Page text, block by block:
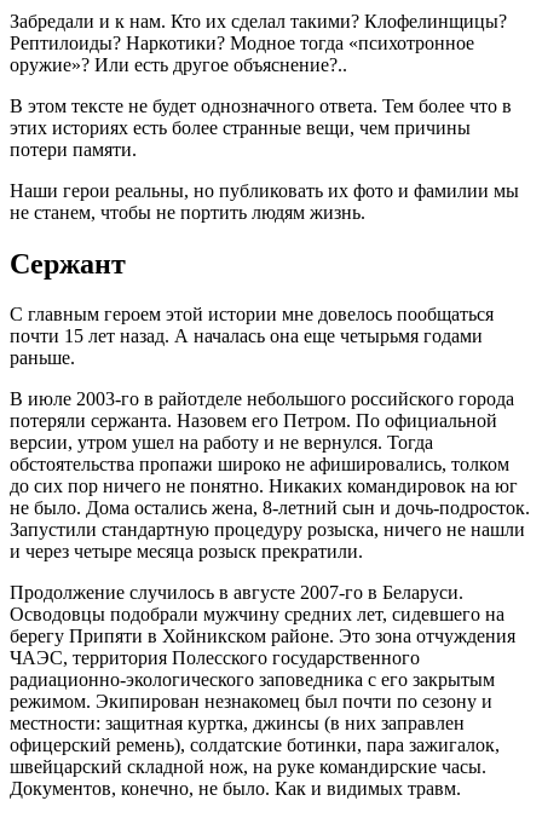
Забредали и к нам. Кто их сделал такими? Клофелинщицы?
Рептилоиды? Наркотики? Модное тогда «психотронное
оружие»? Или есть другое объяснение?..
В этом тексте не будет однозначного ответа. Тем более что в
этих историях есть более странные вещи, чем причины
потери памяти.
Наши герои реальны, но публиковать их фото и фамилии мы
не станем, чтобы не портить людям жизнь.
Сержант
С главным героем этой истории мне довелось пообщаться
почти 15 лет назад. А началась она еще четырьмя годами
раньше.
В июле 2003-го в райотделе небольшого российского города
потеряли сержанта. Назовем его Петром. По официальной
версии, утром ушел на работу и не вернулся. Тогда
обстоятельства пропажи широко не афишировались, толком
до сих пор ничего не понятно. Никаких командировок на юг
не было. Дома остались жена, 8-летний сын и дочь-подросток.
Запустили стандартную процедуру розыска, ничего не нашли
и через четыре месяца розыск прекратили.
Продолжение случилось в августе 2007-го в Беларуси.
Осводовцы подобрали мужчину средних лет, сидевшего на
берегу Припяти в Хойникском районе. Это зона отчуждения
ЧАЭС, территория Полесского государственного
радиационно-экологического заповедника с его закрытым
режимом. Экипирован незнакомец был почти по сезону и
местности: защитная куртка, джинсы (в них заправлен
офицерский ремень), солдатские ботинки, пара зажигалок,
швейцарский складной нож, на руке командирские часы.
Документов, конечно, не было. Как и видимых травм.